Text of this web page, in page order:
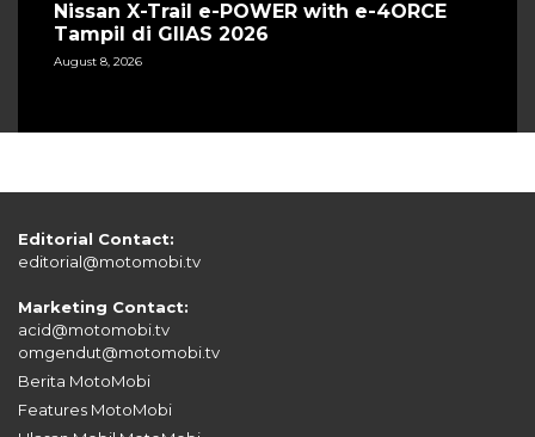
Nissan X-Trail e-POWER with e-4ORCE
Tampil di GIIAS 2026
August 8, 2026
Editorial Contact:
editorial@motomobi.tv
Marketing Contact:
acid@motomobi.tv
omgendut@motomobi.tv
Berita MotoMobi
Features MotoMobi